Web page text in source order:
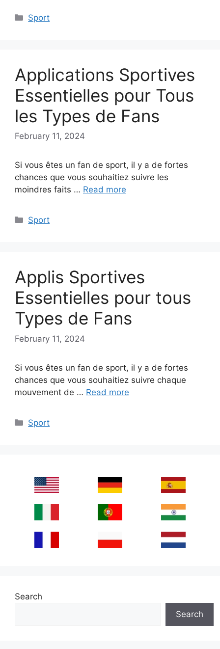
Categories
Sport
Applications Sportives
Essentielles pour Tous
les Types de Fans
February 11, 2024
Si vous êtes un fan de sport, il y a de fortes
chances que vous souhaitiez suivre les
moindres faits … Read more
Categories
Sport
Applis Sportives
Essentielles pour tous
Types de Fans
February 11, 2024
Si vous êtes un fan de sport, il y a de fortes
chances que vous souhaitiez suivre chaque
mouvement de … Read more
Categories
Sport
Search
Search